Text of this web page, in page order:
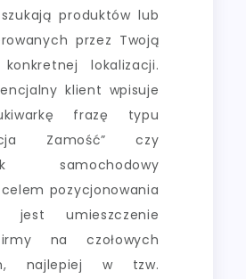
produktów lub
przez Twoją
lokalizacji.
klient wpisuje
frazę typu
Zamość” czy
samochodowy
celem pozycjonowania
jest umieszczenie
na czołowych
najlepiej w tzw.